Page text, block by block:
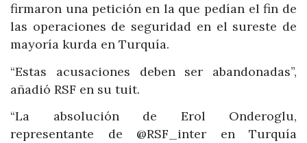
firmaron una petición en la que pedían el fin de
las operaciones de seguridad en el sureste de
mayoría kurda en Turquía.
“Estas acusaciones deben ser abandonadas”,
añadió RSF en su tuit.
“La absolución de Erol Onderoglu,
representante de @RSF_inter en Turquía